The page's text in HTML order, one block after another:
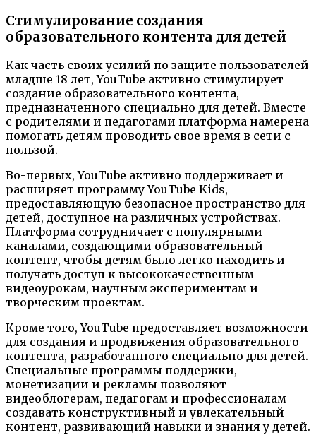
Стимулирование создания
образовательного контента для детей
Как часть своих усилий по защите пользователей
младше 18 лет, YouTube активно стимулирует
создание образовательного контента,
предназначенного специально для детей. Вместе
с родителями и педагогами платформа намерена
помогать детям проводить свое время в сети с
пользой.
Во-первых, YouTube активно поддерживает и
расширяет программу YouTube Kids,
предоставляющую безопасное пространство для
детей, доступное на различных устройствах.
Платформа сотрудничает с популярными
каналами, создающими образовательный
контент, чтобы детям было легко находить и
получать доступ к высококачественным
видеоурокам, научным экспериментам и
творческим проектам.
Кроме того, YouTube предоставляет возможности
для создания и продвижения образовательного
контента, разработанного специально для детей.
Специальные программы поддержки,
монетизации и рекламы позволяют
видеоблогерам, педагогам и профессионалам
создавать конструктивный и увлекательный
контент, развивающий навыки и знания у детей.